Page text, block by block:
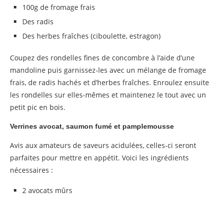
100g de fromage frais
Des radis
Des herbes fraîches (ciboulette, estragon)
Coupez des rondelles fines de concombre à l’aide d’une
mandoline puis garnissez-les avec un mélange de fromage
frais, de radis hachés et d’herbes fraîches. Enroulez ensuite
les rondelles sur elles-mêmes et maintenez le tout avec un
petit pic en bois.
Verrines avocat, saumon fumé et pamplemousse
Avis aux amateurs de saveurs acidulées, celles-ci seront
parfaites pour mettre en appétit. Voici les ingrédients
nécessaires :
2 avocats mûrs